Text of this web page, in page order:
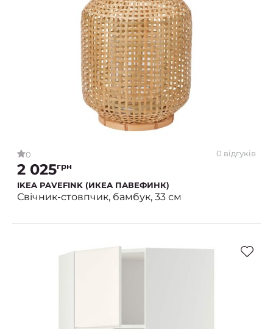
0 0 відгуків
2 025грн
IKEA PAVEFINK (ИКЕА ПАВЕФИНК)
Свічник-стовпчик, бамбук, 33 см